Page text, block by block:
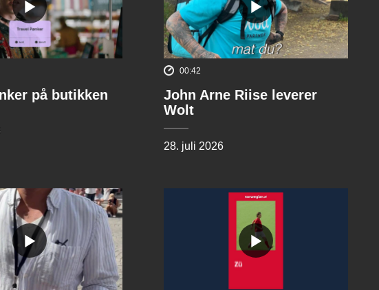
på butikken
00:42
John Arne Riise leverer
Wolt
28. juli 2026